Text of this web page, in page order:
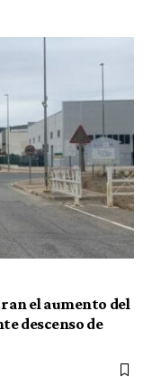
el aumento del
descenso de